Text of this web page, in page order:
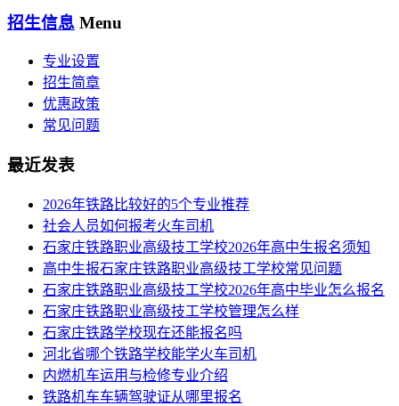
招生信息 Menu
专业设置
招生简章
优惠政策
常见问题
最近发表
2026年铁路比较好的5个专业推荐
社会人员如何报考火车司机
​石家庄铁路职业高级技工学校2026年高中生报名须知
高中生报石家庄铁路职业高级技工学校常见问题
石家庄铁路职业高级技工学校2026年高中毕业怎么报名
石家庄铁路职业高级技工学校管理怎么样
石家庄铁路学校现在还能报名吗
河北省哪个铁路学校能学火车司机
内燃机车运用与检修专业介绍
铁路机车车辆驾驶证从哪里报名